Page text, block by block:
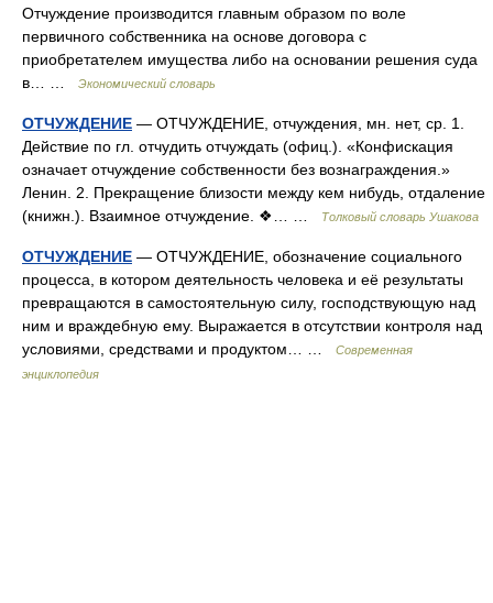
Отчуждение производится главным образом по воле
первичного собственника на основе договора с
приобретателем имущества либо на основании решения суда
в… …
Экономический словарь
ОТЧУЖДЕНИЕ — ОТЧУЖДЕНИЕ, отчуждения, мн. нет, ср. 1.
Действие по гл. отчудить отчуждать (офиц.). «Конфискация
означает отчуждение собственности без вознаграждения.»
Ленин. 2. Прекращение близости между кем нибудь, отдаление
(книжн.). Взаимное отчуждение. ❖… …
Толковый словарь Ушакова
ОТЧУЖДЕНИЕ — ОТЧУЖДЕНИЕ, обозначение социального
процесса, в котором деятельность человека и её результаты
превращаются в самостоятельную силу, господствующую над
ним и враждебную ему. Выражается в отсутствии контроля над
условиями, средствами и продуктом… …
Современная
энциклопедия